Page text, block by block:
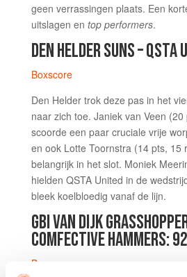
geen verrassingen plaats. Een
uitslagen en top performers.
DEN HELDER SUNS –
Boxscore
Den Helder trok deze pas in het
naar zich toe. Janiek van Veen
scoorde een paar cruciale vrije
en ook Lotte Toornstra (14 pts, 15
belangrijk in het slot. Moniek
hielden QSTA United in de
bleek koelbloedig vanaf de lijn.
GBI VAN DIJK
COMFECTIVE HAMMERS:
Boxscore